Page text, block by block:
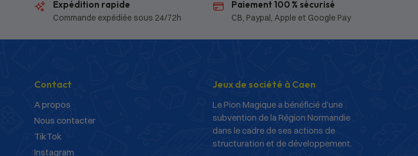
Expédition rapide
Commande expédiée sous 24/72h
Paiement 100 % sécurisé
CB, Paypal, Apple et Google Pay
Contact
A propos
Nous contacter
TikTok
Instagram
Jeux de société à Caen
Le Pion Magique a bénéficié d’une
subvention de la Région Normandie
dans le cadre de ses actions de
structuration et de développement.